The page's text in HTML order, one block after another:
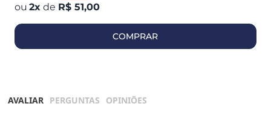
2x de R$ 51,00
COMPRAR
AVALIAR PERGUNTAS OPINIÕES